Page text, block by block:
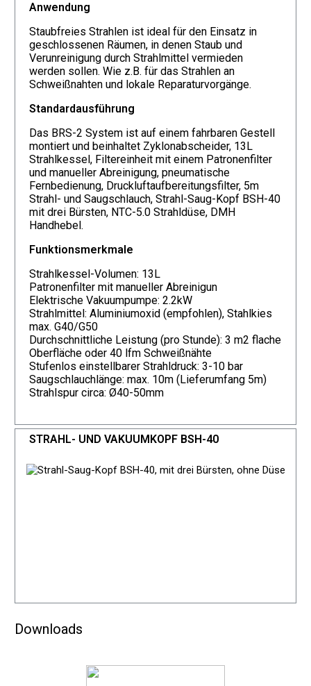
Anwendung
Staubfreies Strahlen ist ideal für den Einsatz in
geschlossenen Räumen, in denen Staub und
Verunreinigung durch Strahlmittel vermieden
werden sollen. Wie z.B. für das Strahlen an
Schweißnahten und lokale Reparaturvorgänge.
Standardausführung
Das BRS-2 System ist auf einem fahrbaren Gestell
montiert und beinhaltet Zyklonabscheider, 13L
Strahlkessel, Filtereinheit mit einem Patronenfilter
und manueller Abreinigung, pneumatische
Fernbedienung, Druckluftaufbereitungsfilter, 5m
Strahl- und Saugschlauch, Strahl-Saug-Kopf BSH-40
mit drei Bürsten, NTC-5.0 Strahldüse, DMH
Handhebel.
Funktionsmerkmale
Strahlkessel-Volumen: 13L
Patronenfilter mit manueller Abreinigun
Elektrische Vakuumpumpe: 2.2kW
Strahlmittel: Aluminiumoxid (empfohlen), Stahlkies
max. G40/G50
Durchschnittliche Leistung (pro Stunde): 3 m2 flache
Oberfläche oder 40 lfm Schweißnähte
Stufenlos einstellbarer Strahldruck: 3-10 bar
Saugschlauchlänge: max. 10m (Lieferumfang 5m)
Strahlspur circa: Ø40-50mm
STRAHL- UND VAKUUMKOPF BSH-40
Downloads